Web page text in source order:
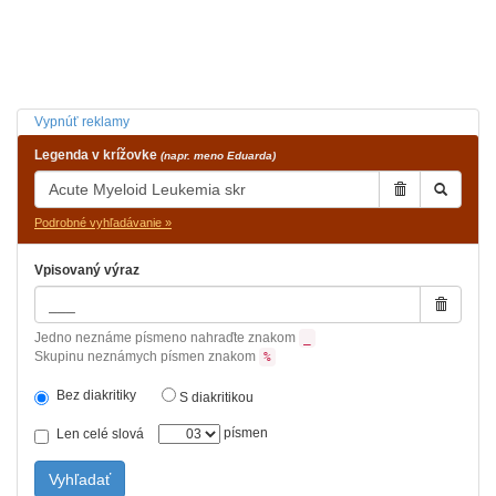
Vypnúť reklamy
Legenda v krížovke (napr. meno Eduarda)
Podrobné vyhľadávanie »
Vpisovaný výraz
Jedno neznáme písmeno nahraďte znakom
Skupinu neznámych písmen znakom %
Bez diakritiky S diakritikou
Len celé slová písmen
Vyhľadať